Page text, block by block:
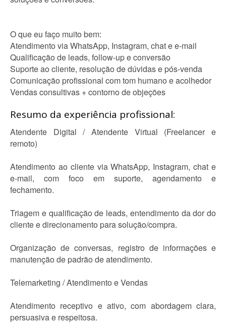
O que eu faço muito bem:
Atendimento via WhatsApp, Instagram, chat e e-mail
Qualificação de leads, follow-up e conversão
Suporte ao cliente, resolução de dúvidas e pós-venda
Comunicação profissional com tom humano e acolhedor
Vendas consultivas + contorno de objeções
Resumo da experiência profissional:
Atendente Digital / Atendente Virtual (Freelancer e
remoto)
Atendimento ao cliente via WhatsApp, Instagram, chat e
e-mail, com foco em suporte, agendamento e
fechamento.
Triagem e qualificação de leads, entendimento da dor do
cliente e direcionamento para solução/compra.
Organização de conversas, registro de informações e
manutenção de padrão de atendimento.
Telemarketing / Atendimento e Vendas
Atendimento receptivo e ativo, com abordagem clara,
persuasiva e respeitosa.